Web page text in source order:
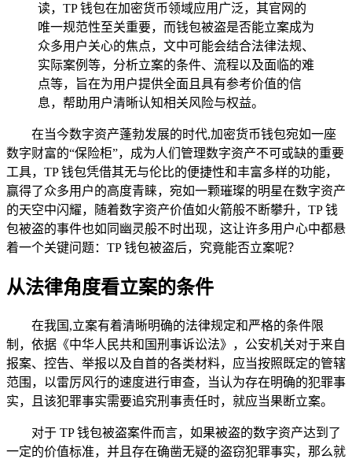
读，TP 钱包在加密货币领域应用广泛，其官网的
唯一规范性至关重要，而钱包被盗是否能立案成为
众多用户关心的焦点，文中可能会结合法律法规、
实际案例等，分析立案的条件、流程以及面临的难
点等，旨在为用户提供全面且具有参考价值的信
息，帮助用户清晰认知相关风险与权益。
在当今数字资产蓬勃发展的时代,加密货币钱包宛如一座
数字财富的“保险柜”，成为人们管理数字资产不可或缺的重要
工具，TP 钱包凭借其无与伦比的便捷性和丰富多样的功能，
赢得了众多用户的高度青睐，宛如一颗璀璨的明星在数字资产
的天空中闪耀，随着数字资产价值如火箭般不断攀升，TP 钱
包被盗的事件也如同幽灵般不时出现，这让许多用户心中都悬
着一个关键问题：TP 钱包被盗后，究竟能否立案呢？
从法律角度看立案的条件
在我国,立案有着清晰明确的法律规定和严格的条件限
制，依据《中华人民共和国刑事诉讼法》，公安机关对于来自
报案、控告、举报以及自首的各类材料，应当按照既定的管辖
范围，以雷厉风行的速度进行审查，当认为存在明确的犯罪事
实，且该犯罪事实需要追究刑事责任时，就应当果断立案。
对于 TP 钱包被盗案件而言，如果被盗的数字资产达到了
一定的价值标准，并且存在确凿无疑的盗窃犯罪事实，那么就